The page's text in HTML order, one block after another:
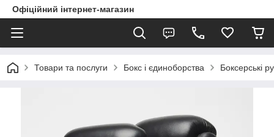
Офіційний інтернет-магазин
Товари та послуги Бокс і єдиноборства Боксерські